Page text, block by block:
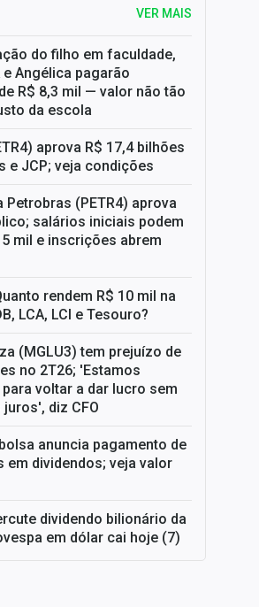
VER MAIS
do filho em faculdade,
Angélica pagarão
R$ 8,3 mil — valor não tão
da escola
aprova R$ 17,4 bilhões
e JCP; veja condições
Petrobras (PETR4) aprova
salários iniciais podem
mil e inscrições abrem
rendem R$ 10 mil na
LCA, LCI e Tesouro?
(MGLU3) tem prejuízo de
no 2T26; 'Estamos
voltar a dar lucro sem
diz CFO
anuncia pagamento de
em dividendos; veja valor
dividendo bilionário da
em dólar cai hoje (7)